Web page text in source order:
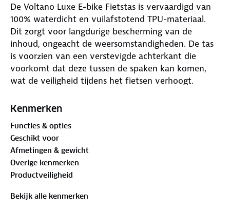
De Voltano Luxe E-bike Fietstas is vervaardigd van
100% waterdicht en vuilafstotend TPU-materiaal.
Dit zorgt voor langdurige bescherming van de
inhoud, ongeacht de weersomstandigheden. De tas
is voorzien van een verstevigde achterkant die
voorkomt dat deze tussen de spaken kan komen,
wat de veiligheid tijdens het fietsen verhoogt.
Kenmerken
Functies & opties
Geschikt voor
Afmetingen & gewicht
Overige kenmerken
Productveiligheid
Bekijk alle kenmerken